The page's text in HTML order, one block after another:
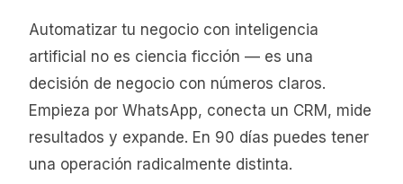
Automatizar tu negocio con inteligencia
artificial no es ciencia ficción — es una
decisión de negocio con números claros.
Empieza por WhatsApp, conecta un CRM, mide
resultados y expande. En 90 días puedes tener
una operación radicalmente distinta.